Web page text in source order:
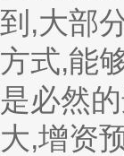
到,大部
方式,能
是必然
大,增资